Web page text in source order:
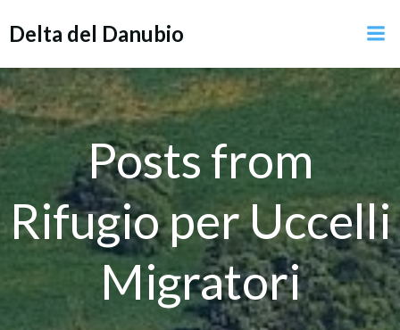
Delta del Danubio
Posts from
Rifugio per Uccelli
Migratori